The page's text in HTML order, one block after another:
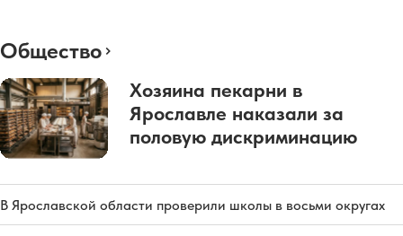
Общество
Хозяина пекарни в
Ярославле наказали за
половую дискриминацию
В Ярославской области проверили школы в восьми округах